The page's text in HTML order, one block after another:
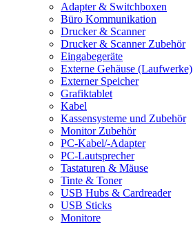
Adapter & Switchboxen
Büro Kommunikation
Drucker & Scanner
Drucker & Scanner Zubehör
Eingabegeräte
Externe Gehäuse (Laufwerke)
Externer Speicher
Grafiktablet
Kabel
Kassensysteme und Zubehör
Monitor Zubehör
PC-Kabel/-Adapter
PC-Lautsprecher
Tastaturen & Mäuse
Tinte & Toner
USB Hubs & Cardreader
USB Sticks
Monitore